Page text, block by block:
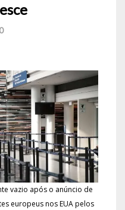
vazio após o anúncio de
europeus nos EUA pelos